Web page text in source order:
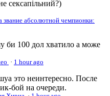
сексапільний?)
абсолютной чемпионки:
би 100 дол хватило а може
· 1 hour ago
это неинтересно. После
бой на очереди.